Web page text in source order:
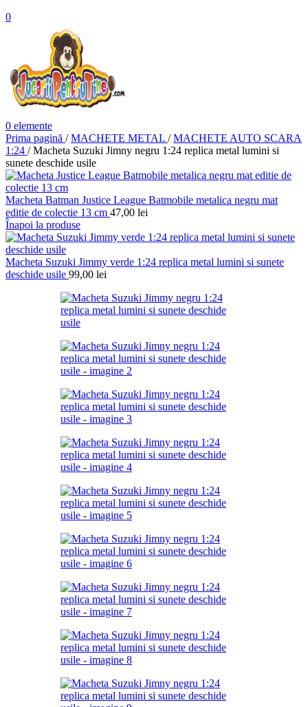
0
0 elemente
Prima pagină / MACHETE METAL / MACHETE AUTO SCARA
1:24 / Macheta Suzuki Jimny negru 1:24 replica metal lumini si
sunete deschide usile
Macheta Batman Justice League Batmobile metalica negru mat
editie de colectie 13 cm 47,00 lei
Înapoi la produse
Macheta Suzuki Jimmy verde 1:24 replica metal lumini si sunete
deschide usile 99,00 lei